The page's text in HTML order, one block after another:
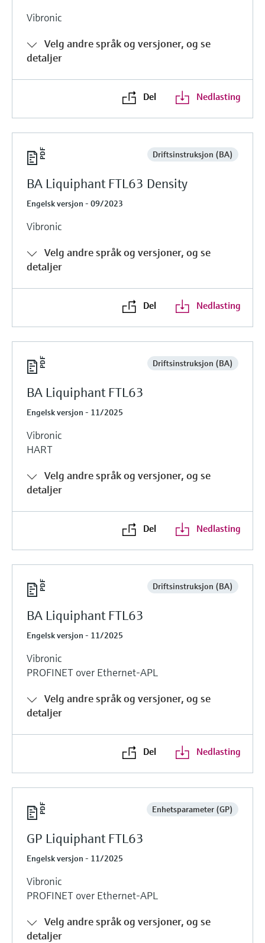
Vibronic
Velg andre språk og versjoner, og se
detaljer
Del Nedlasting
Driftsinstruksjon (BA)
BA Liquiphant FTL63 Density
Engelsk versjon - 09/2023
Vibronic
Velg andre språk og versjoner, og se
detaljer
Del Nedlasting
Driftsinstruksjon (BA)
BA Liquiphant FTL63
Engelsk versjon - 11/2025
Vibronic
HART
Velg andre språk og versjoner, og se
detaljer
Del Nedlasting
Driftsinstruksjon (BA)
BA Liquiphant FTL63
Engelsk versjon - 11/2025
Vibronic
PROFINET over Ethernet-APL
Velg andre språk og versjoner, og se
detaljer
Del Nedlasting
Enhetsparameter (GP)
GP Liquiphant FTL63
Engelsk versjon - 11/2025
Vibronic
PROFINET over Ethernet-APL
Velg andre språk og versjoner, og se
detaljer